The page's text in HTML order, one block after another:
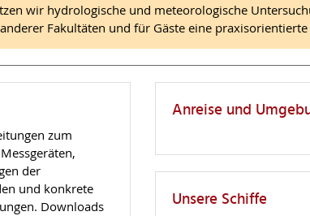
wir hydrologische und meteorologische
Fakultäten und für Gäste eine
zum
der
und konkrete
Downloads
Anreise und
Unsere Schiffe